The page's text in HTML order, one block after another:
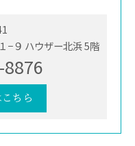
−９ ハウザー北浜 5階
ちら